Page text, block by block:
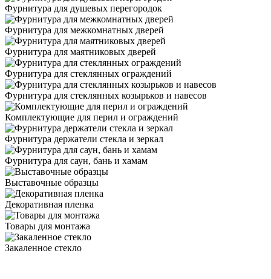
Фурнитура для душевых перегородок
Фурнитура для межкомнатных дверей
Фурнитура для маятниковых дверей
Фурнитура для стеклянных ограждений
Фурнитура для стеклянных козырьков и навесов
Комплектующие для перил и ограждений
Фурнитура держатели стекла и зеркал
Фурнитура для саун, бань и хамам
Выставочные образцы
Декоративная пленка
Товары для монтажа
Закаленное стекло